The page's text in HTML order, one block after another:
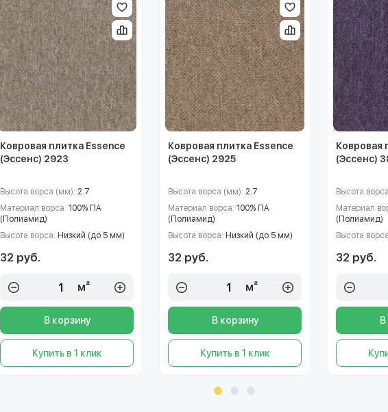
Ковровая плитка Essence
(Эссенс) 2923
Высота ворса (мм): 2.7
Материал ворса: 100% ПА
(Полиамид)
Высота ворса: Низкий (до 5 мм)
32 руб.
м²
В корзину
Купить в 1 клик
Ковровая плитка Essence
(Эссенс) 2925
Высота ворса (мм): 2.7
Материал ворса: 100% ПА
(Полиамид)
Высота ворса: Низкий (до 5 мм)
32 руб.
м²
В корзину
Купить в 1 клик
Ковровая
(Эссенс)
Высота
Материал
(Полиамид)
Высота
32 руб.